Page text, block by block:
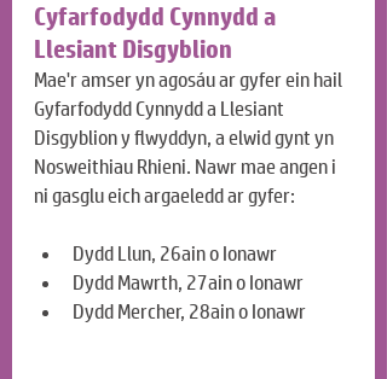
Cyfarfodydd Cynnydd a
Llesiant Disgyblion
Mae'r amser yn agosáu ar gyfer ein hail
Gyfarfodydd Cynnydd a Llesiant
Disgyblion y flwyddyn, a elwid gynt yn
Nosweithiau Rhieni. Nawr mae angen i
ni gasglu eich argaeledd ar gyfer:
Dydd Llun, 26ain o Ionawr
Dydd Mawrth, 27ain o Ionawr
Dydd Mercher, 28ain o Ionawr